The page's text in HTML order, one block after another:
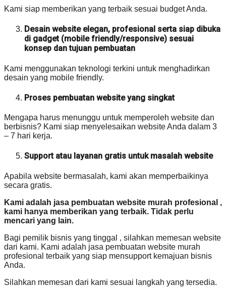
Kami siap memberikan yang terbaik sesuai budget Anda.
Desain website elegan, profesional serta siap dibuka
di gadget (mobile friendly/responsive) sesuai
konsep dan tujuan pembuatan
Kami menggunakan teknologi terkini untuk menghadirkan
desain yang mobile friendly.
Proses pembuatan website yang singkat
Mengapa harus menunggu untuk memperoleh website dan
berbisnis? Kami siap menyelesaikan website Anda dalam 3
– 7 hari kerja.
Support atau layanan gratis untuk masalah website
Apabila website bermasalah, kami akan memperbaikinya
secara gratis.
Kami adalah jasa pembuatan website murah profesional ,
kami hanya memberikan yang terbaik. Tidak perlu
mencari yang lain.
Bagi pemilik bisnis yang tinggal , silahkan memesan website
dari kami. Kami adalah jasa pembuatan website murah
profesional terbaik yang siap mensupport kemajuan bisnis
Anda.
Silahkan memesan dari kami sesuai langkah yang tersedia.